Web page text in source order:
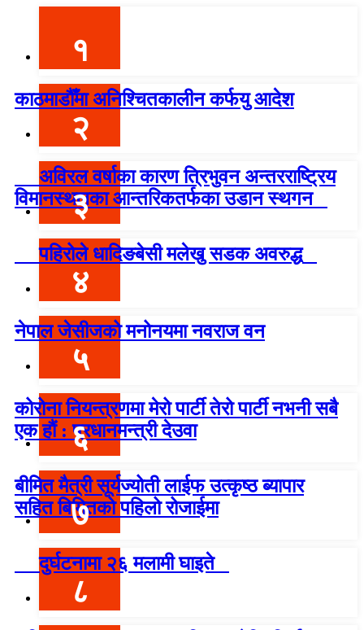
१
काठमाडौँमा अनिश्चितकालीन कर्फयु आदेश
२
अविरल वर्षाका कारण त्रिभुवन अन्तरराष्ट्रिय
विमानस्थलका आन्तरिकतर्फका उडान स्थगन
३
पहिरोले धादिङबेसी मलेखु सडक अवरुद्ध
४
नेपाल जेसीजको मनोनयमा नवराज वन
५
कोरोना नियन्त्रणमा मेरो पार्टी तेरो पार्टी नभनी सबै
एक हौं : प्रधानमन्त्री देउवा
६
बीमित मैत्री सूर्यज्योती लाईफ उत्कृष्ठ ब्यापार
सहित बिमितको पहिलो रोजाईमा
७
दुर्घटनामा २६ मलामी घाइते
८